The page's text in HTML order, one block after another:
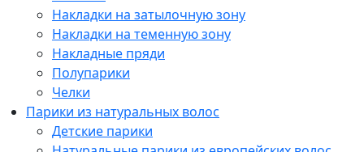
Накладки на затылочную зону
Накладки на теменную зону
Накладные пряди
Полупарики
Челки
Парики из натуральных волос
Детские парики